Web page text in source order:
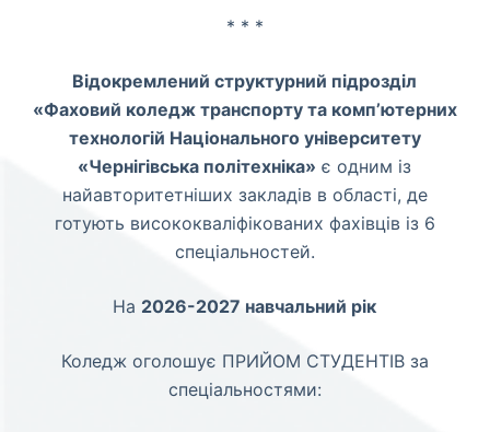
* * *
Відокремлений структурний підрозділ
«Фаховий коледж транспорту та комп’ютерних
технологій Національного університету
«Чернігівська політехніка» є одним із
найавторитетніших закладів в області, де
готують висококваліфікованих фахівців із 6
спеціальностей.
На 2026-2027 навчальний рік
Коледж оголошує ПРИЙОМ СТУДЕНТІВ за
спеціальностями: